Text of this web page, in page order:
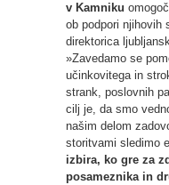
v Kamniku
ob podpori njihovih
direktorica
»Zavedamo se
učinkovitega in
strank, poslovnih
cilj je, da smo
našim delom
storitvami sledimo
izbira, ko gre za
posameznika in